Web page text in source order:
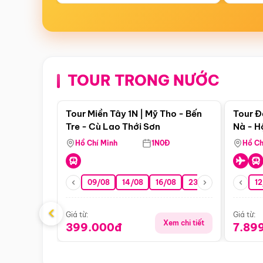
TOUR TRONG NƯỚC
Điểm nổi bật
Tour Miền Tây 1N | Mỹ Tho - Bến
Tre - Cù Lao Thới Sơn
Hồ Chí Minh 1N0Đ
09/08 14/08 16/08 23/08 30/08
Giá từ:
399.000đ Xem chi tiết
Tour
Nà -
Nha
Hồ
Giá từ:
‹